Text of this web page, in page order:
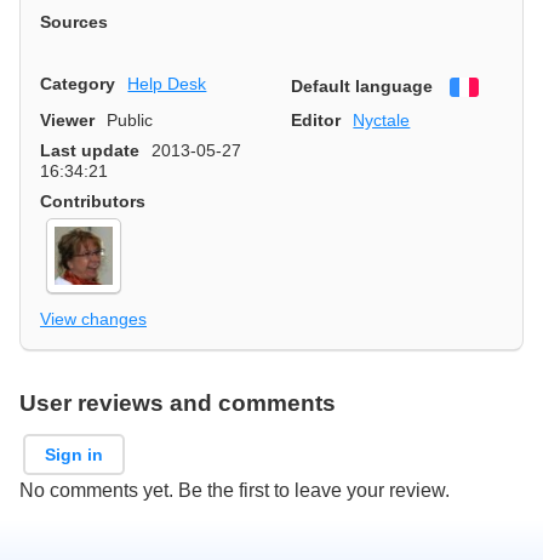
Sources
Category Help Desk Default language
Viewer
Public Editor
Nyctale
Last update
2013-05-27
16:34:21
Contributors
View changes
User reviews and comments
Sign in
No comments yet. Be the first to leave your review.